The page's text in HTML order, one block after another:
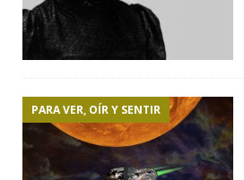
PARA VER, OÍR Y SENTIR